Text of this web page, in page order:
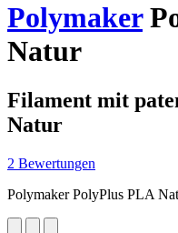
Polymaker
Natur
Filament mit
Natur
2 Bewertungen
Polymaker PolyPlus PLA